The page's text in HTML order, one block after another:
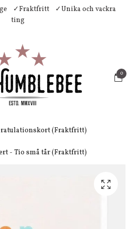
✓Fraktfritt
✓Unika och vackra
ting
0
(Fraktfritt)
- Tio små tår (Fraktfritt)